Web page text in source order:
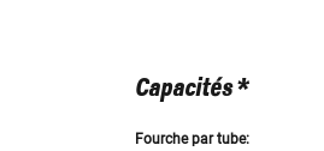
Capacités *
Fourche par tube: